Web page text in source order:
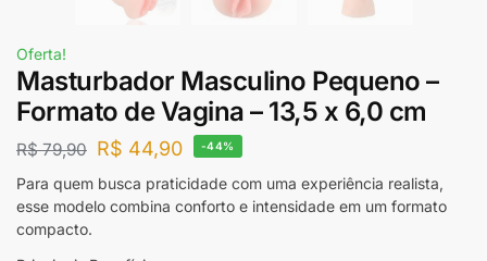
Oferta!
Masturbador Masculino Pequeno –
Formato de Vagina – 13,5 x 6,0 cm
R$79,90 R$ 44,90 -44%
Para quem busca praticidade com uma experiência realista,
esse modelo combina conforto e intensidade em um formato
compacto.